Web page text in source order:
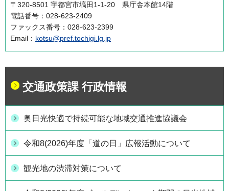
〒320-8501 宇都宮市塙田1-1-20 県庁舎本館14階
電話番号：028-623-2409
ファックス番号：028-623-2399
Email： kotsu@pref.tochigi.lg.jp
交通政策課 行政情報
奥日光快適で持続可能な地域交通推進協議会
令和8(2026)年度「道の日」広報活動について
観光地の渋滞対策について